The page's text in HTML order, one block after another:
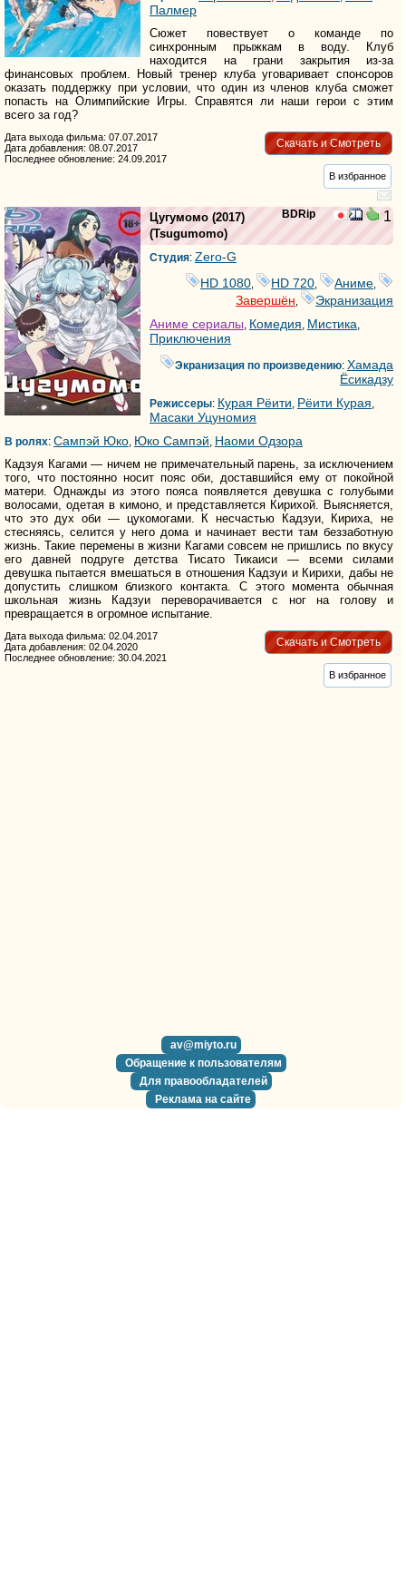
Палмер
Сюжет повествует о команде по
синхронным прыжкам в воду. Клуб
находится на грани закрытия из-за
финансовых проблем. Новый тренер клуба уговаривает спонсоров
оказать поддержку при условии, что один из членов клуба сможет
попасть на Олимпийские Игры. Справятся ли наши герои с этим
всего за год?
Скачать и Смотреть
Дата выхода фильма: 07.07.2017
Дата добавления: 08.07.2017
Последнее обновление: 24.09.2017
В избранное
BDRip 1
Цугумомо (2017)
(Tsugumomo)
Студия: Zero-G
HD 1080
HD 720 Аниме
Завершён
Экранизация
Аниме сериалы, Комедия, Мистика,
Приключения
Экранизация по произведению:Хамада
Ёсикадзу
Режиссеры: Курая Рёити, Рёити Курая,
Масаки Уцуномия
В ролях: Сампэй Юко, Юко Сампэй, Наоми Одзора
Кадзуя Кагами — ничем не примечательный парень, за исключением
того, что постоянно носит пояс оби, доставшийся ему от покойной
матери. Однажды из этого пояса появляется девушка с голубыми
волосами, одетая в кимоно, и представляется Кирихой. Выясняется,
что это дух оби — цукомогами. К несчастью Кадзуи, Кириха, не
стесняясь, селится у него дома и начинает вести там беззаботную
жизнь. Такие перемены в жизни Кагами совсем не пришлись по вкусу
его давней подруге детства Тисато Тикаиси — всеми силами
девушка пытается вмешаться в отношения Кадзуи и Кирихи, дабы не
допустить слишком близкого контакта. С этого момента обычная
школьная жизнь Кадзуи переворачивается с ног на голову и
превращается в огромное испытание.
Скачать и Смотреть
Дата выхода фильма: 02.04.2017
Дата добавления: 02.04.2020
Последнее обновление: 30.04.2021
В избранное
av@miyto.ru
Обращение к пользователям
Для правообладателей
Реклама на сайте